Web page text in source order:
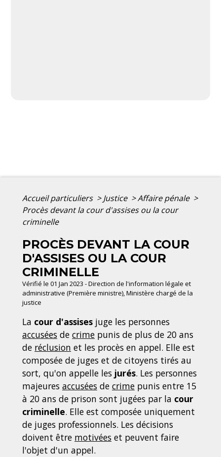
Accueil particuliers > Justice >Affaire pénale >
Procès devant la cour d'assises ou la cour
criminelle
PROCÈS DEVANT LA COUR
D'ASSISES OU LA COUR
CRIMINELLE
Vérifié le 01 Jan 2023 - Direction de l'information légale et
administrative (Première ministre), Ministère chargé de la
justice
La cour d'assises juge les personnes
accusées de crime punis de plus de 20 ans
de réclusion et les procès en appel. Elle est
composée de juges et de citoyens tirés au
sort, qu'on appelle les jurés. Les personnes
majeures accusées de crime punis entre 15
à 20 ans de prison sont jugées par la cour
criminelle. Elle est composée uniquement
de juges professionnels. Les décisions
doivent être motivées et peuvent faire
l'objet d'un appel.